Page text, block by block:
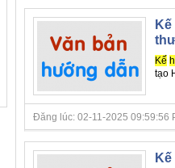
Kế
tạo
Đăng lúc: 02-11-2025 09:59:56